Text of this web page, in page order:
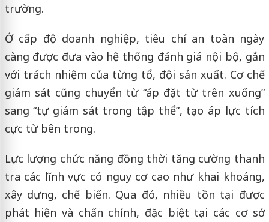
trường.
Ở cấp độ doanh nghiệp, tiêu chí an toàn ngày
càng được đưa vào hệ thống đánh giá nội bộ, gắn
với trách nhiệm của từng tổ, đội sản xuất. Cơ chế
giám sát cũng chuyển từ “áp đặt từ trên xuống”
sang “tự giám sát trong tập thể”, tạo áp lực tích
cực từ bên trong.
Lực lượng chức năng đồng thời tăng cường thanh
tra các lĩnh vực có nguy cơ cao như khai khoáng,
xây dựng, chế biến. Qua đó, nhiều tồn tại được
phát hiện và chấn chỉnh, đặc biệt tại các cơ sở